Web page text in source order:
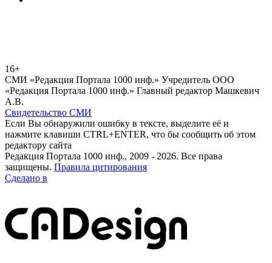
16+
СМИ «Редакция Портала 1000 инф.» Учредитель ООО
«Редакция Портала 1000 инф.» Главный редактор Машкевич
А.В.
Свидетельство СМИ
Если Вы обнаружили ошибку в тексте, выделите её и
нажмите клавиши CTRL+ENTER, что бы сообщить об этом
редактору сайта
Редакция Портала 1000 инф., 2009 - 2026. Все права
защищены. Правила цитирования
Сделано в